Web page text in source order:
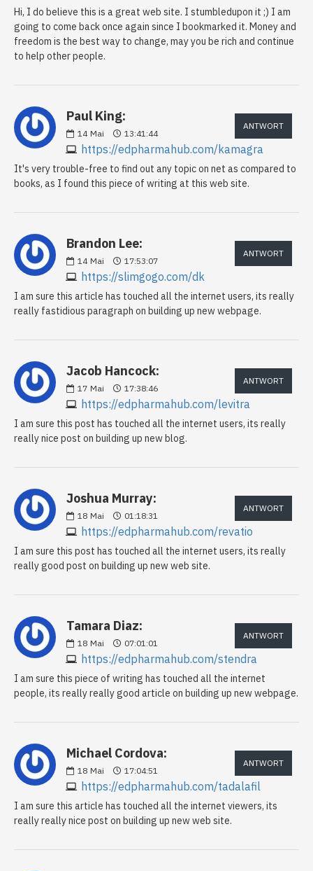
Hi, I do believe this is a great web site. I stumbledupon it ;) I am
going to come back once again since I bookmarked it. Money and
freedom is the best way to change, may you be rich and continue
to help other people.
Paul King:
14 Mai 13:41:44
https://edpharmahub.com/kamagra
ANTWORT
It's very trouble-free to find out any topic on net as compared to
books, as I found this piece of writing at this web site.
Brandon Lee:
14 Mai 17:53:07
https://slimgogo.com/dk
ANTWORT
I am sure this article has touched all the internet users, its really
really fastidious paragraph on building up new webpage.
Jacob Hancock:
17 Mai 17:38:46
https://edpharmahub.com/levitra
ANTWORT
I am sure this post has touched all the internet users, its really
really nice post on building up new blog.
Joshua Murray:
18 Mai 01:18:31
https://edpharmahub.com/revatio
ANTWORT
I am sure this post has touched all the internet users, its really
really good post on building up new web site.
Tamara Diaz:
18 Mai 07:01:01
https://edpharmahub.com/stendra
ANTWORT
I am sure this piece of writing has touched all the internet
people, its really really good article on building up new webpage.
Michael Cordova:
18 Mai 17:04:51
https://edpharmahub.com/tadalafil
ANTWORT
I am sure this article has touched all the internet viewers, its
really really nice post on building up new web site.